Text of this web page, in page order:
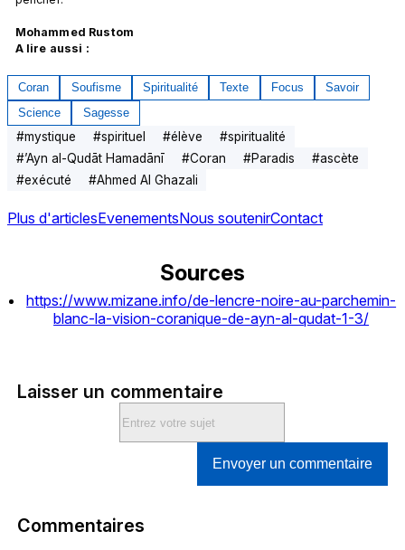
Mohammed Rustom
A lire aussi :
Coran Soufisme Spiritualité Texte Focus
Savoir
Science
Sagesse
#mystique #spirituel #élève #spiritualité
#’Ayn al-Qudāt Hamadānī #Coran #Paradis #ascète
#exécuté #Ahmed Al Ghazali
Plus d'articlesEvenementsNous soutenirContact
Sources
https://www.mizane.info/de-lencre-noire-au-parchemin-
blanc-la-vision-coranique-de-ayn-al-qudat-1-3/
Laisser un commentaire
Envoyer un commentaire
Commentaires